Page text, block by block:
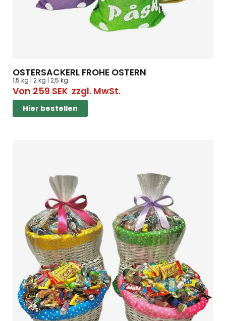
OSTERSACKERL FROHE OSTERN
1,5 kg | 2 kg | 2,5 kg
Von 259 SEKzzgl. MwSt.
Hier bestellen